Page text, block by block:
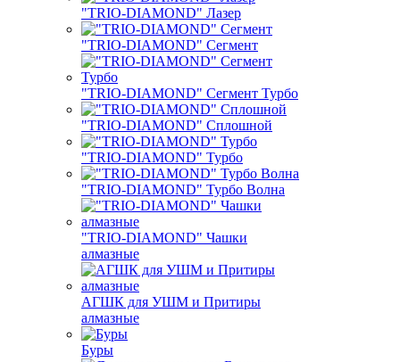
"TRIO-DIAMOND" Лазер
"TRIO-DIAMOND" Сегмент
"TRIO-DIAMOND" Сегмент Турбо
"TRIO-DIAMOND" Сплошной
"TRIO-DIAMOND" Турбо
"TRIO-DIAMOND" Турбо Волна
"TRIO-DIAMOND" Чашки
алмазные
АГШК для УШМ и Притиры
алмазные
Буры